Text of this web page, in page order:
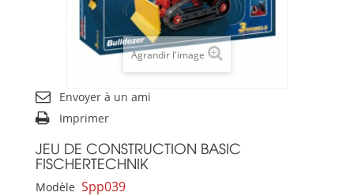
Agrandir l'image
Envoyer à un ami
Imprimer
JEU DE CONSTRUCTION BASIC
FISCHERTECHNIK
Modèle Spp039